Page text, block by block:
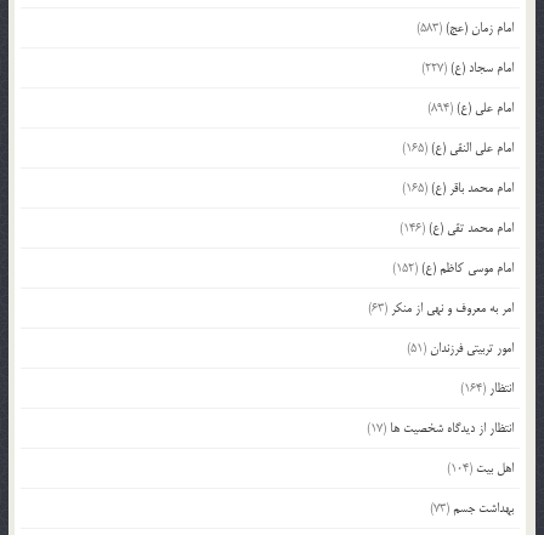
امام زمان (عج)(583)
امام سجاد (ع)(227)
امام علی (ع)(894)
امام علی النقی (ع)(165)
امام محمد باقر (ع)(165)
امام محمد تقی (ع)(146)
امام موسی کاظم (ع)(152)
امر به معروف و نهی از منکر (63)
امور تربیتی فرزندان(51)
انتظار (164)
انتظار از دیدگاه شخصیت ها (17)
اهل بیت (104)
بهداشت جسم(73)